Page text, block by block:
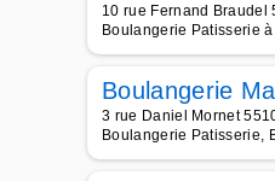
10 rue Fernand Braudel
Boulangerie Patisserie
Boulangerie
3 rue Daniel Mornet
Boulangerie Patisserie,